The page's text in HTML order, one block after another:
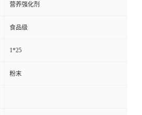
营养强化剂
食品级
1*25
粉末